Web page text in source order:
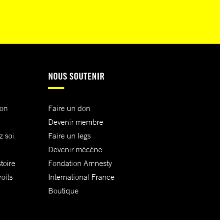
soi
NOUS SOUTENIR
Faire un don
Devenir membre
Faire un legs
Devenir mécène
Fondation Amnesty
International France
Boutique